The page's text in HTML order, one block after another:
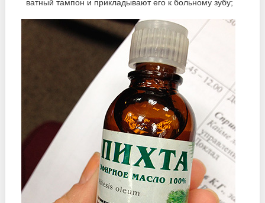
ватный тампон и прикладывают его к больному зубу;